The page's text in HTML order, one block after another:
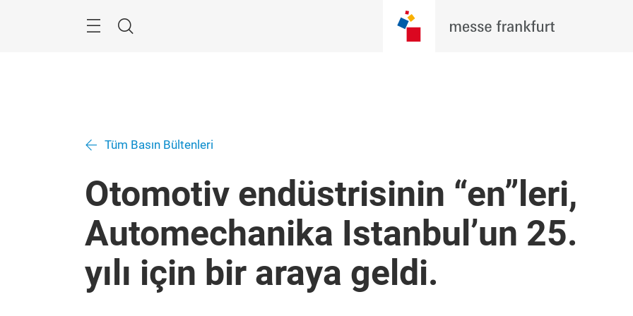
Arama
Tüm Basın Bültenleri
Otomotiv endüstrisinin “en”leri,
Automechanika Istanbul’un 25.
yılı için bir araya geldi.